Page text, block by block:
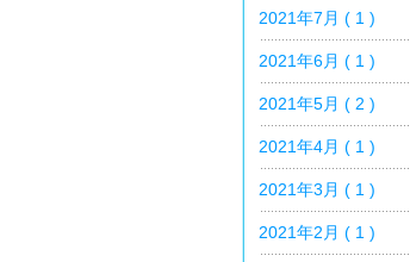
2021年7月 ( 1 )
2021年6月 ( 1 )
2021年5月 ( 2 )
2021年4月 ( 1 )
2021年3月 ( 1 )
2021年2月 ( 1 )